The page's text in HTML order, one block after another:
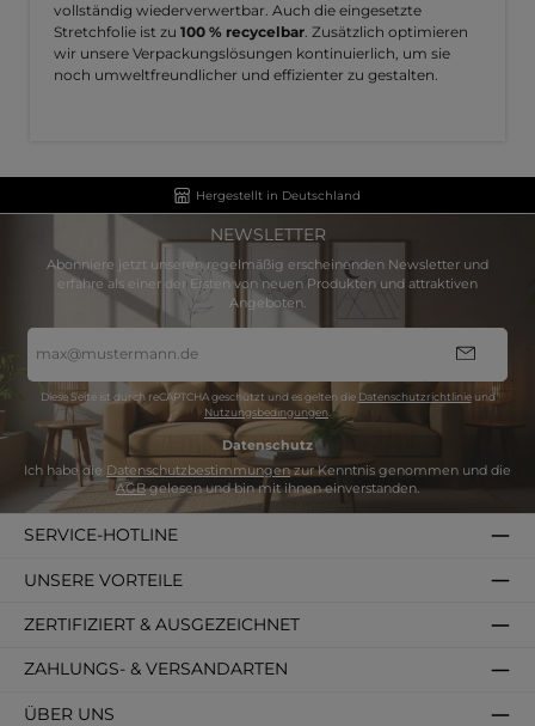
vollständig wiederverwertbar. Auch die eingesetzte
Stretchfolie ist zu 100 % recycelbar. Zusätzlich optimieren
wir unsere Verpackungslösungen kontinuierlich, um sie
noch umweltfreundlicher und effizienter zu gestalten.
Hergestellt in Deutschland
NEWSLETTER
Abonniere jetzt unseren regelmäßig erscheinenden Newsletter und
erfahre als einer der Ersten von neuen Produkten und attraktiven
Angeboten.
Mail-
Adresse
Diese Seite ist durch reCAPTCHA geschützt und es gelten die Datenschutzrichtlinieund
Nutzungsbedingungen.
Datenschutz
Ich habe die Datenschutzbestimmungenzur Kenntnis genommen und die
AGBgelesen und bin mit ihnen einverstanden.
SERVICE-HOTLINE
ZAHLUNGS- & VERSANDARTEN
ÜBER UNS
ZERTIFIZIERT & AUSGEZEICHNET
UNSERE VORTEILE